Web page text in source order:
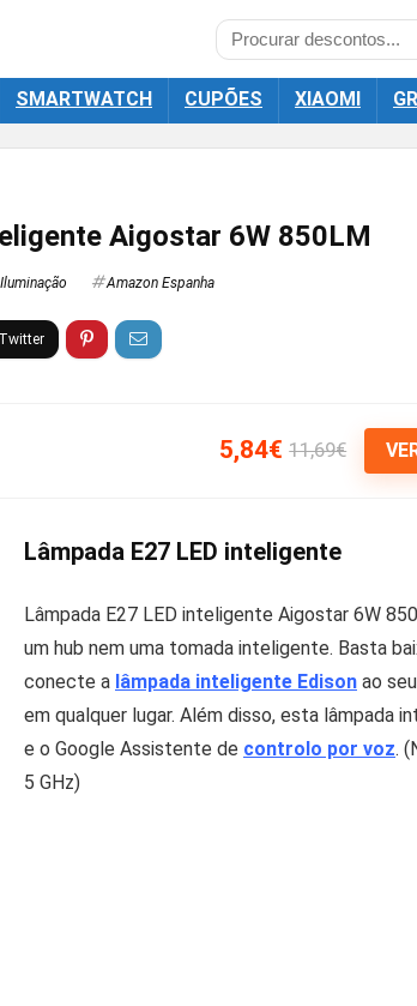
SMARTWATCH CUPÕES XIAOMI
Aigostar 6W 850LM
Iluminação Amazon Espanha
5,84€ 11,69€
Lâmpada E27 LED inteligente
Lâmpada E27 LED inteligente Aigostar 6W
um hub nem uma tomada inteligente. Basta
conecte a lâmpada inteligente Edison ao
em qualquer lugar. Além disso, esta lâmpada
e o Google Assistente de controlo por voz.
5 GHz)